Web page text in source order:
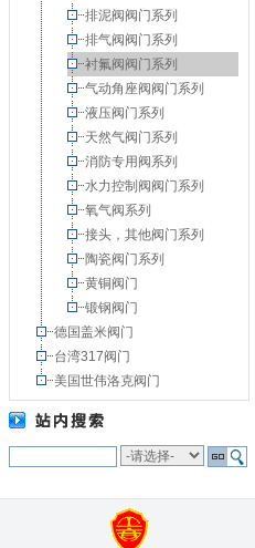
排泥阀阀门系列
排气阀阀门系列
衬氟阀阀门系列
气动角座阀阀门系列
液压阀门系列
天然气阀门系列
消防专用阀系列
水力控制阀阀门系列
氧气阀系列
接头，其他阀门系列
陶瓷阀门系列
黄铜阀门
锻钢阀门
德国盖米阀门
台湾317阀门
美国世伟洛克阀门